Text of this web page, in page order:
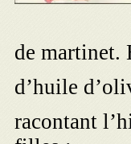
de martinet.
d’huile
racontant